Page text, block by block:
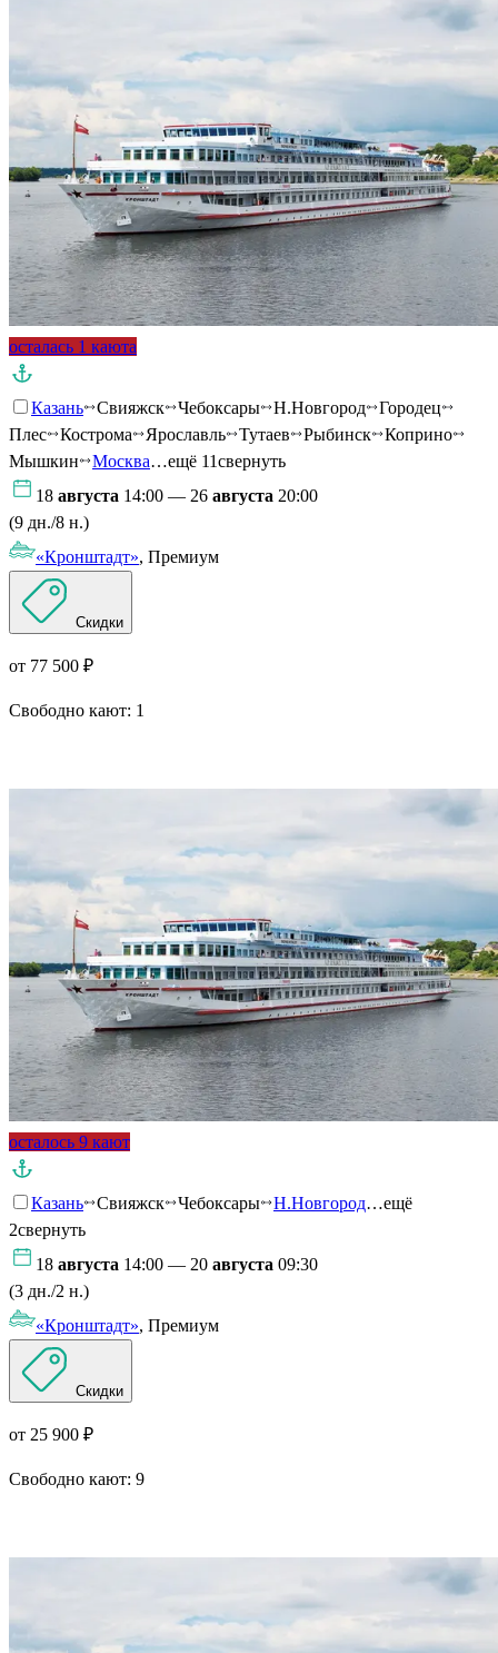
осталась 1 каюта
Казань Свияжск Чебоксары Н.Новгород
Городец
Плес
Кострома Ярославль Тутаев Рыбинск
Коприно
Мышкин
Москва…ещё 11свернуть
18 августа 14:00 — 26 августа 20:00
(9 дн./8 н.)
«Кронштадт», Премиум
Скидки
от 77 500 ₽
Свободно кают: 1
осталось 9 кают
Казань Свияжск Чебоксары Н.Новгород…ещё
2свернуть
18 августа 14:00 — 20 августа 09:30
(3 дн./2 н.)
«Кронштадт», Премиум
Скидки
от 25 900 ₽
Свободно кают: 9